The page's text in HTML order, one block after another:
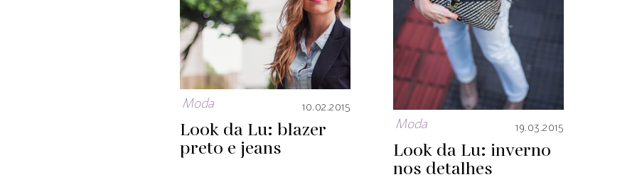
Moda 19.03.2015
Look da Lu: inverno
nos detalhes
Moda 10.02.2015
Look da Lu: blazer
preto e jeans